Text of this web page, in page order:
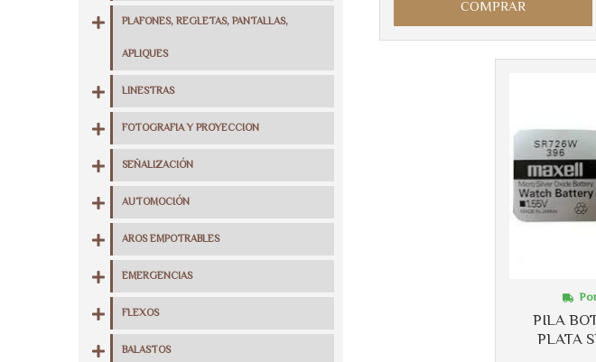
PLAFONES, REGLETAS, PANTALLAS,
APLIQUES
LINESTRAS
FOTOGRAFIA Y PROYECCION
SEÑALIZACIÓN
AUTOMOCIÓN
AROS EMPOTRABLES
EMERGENCIAS
FLEXOS
BALASTOS
COMPRAR
PILA
PLATA